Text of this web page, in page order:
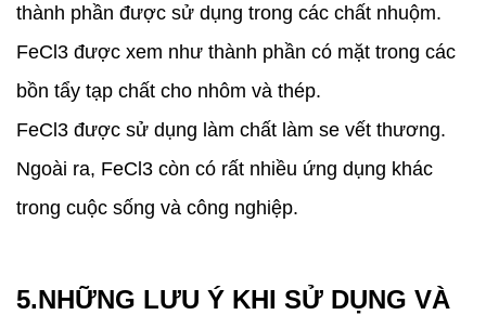
thành phần được sử dụng trong các chất nhuộm.
FeCl3 được xem như thành phần có mặt trong các
bồn tẩy tạp chất cho nhôm và thép.
FeCl3 được sử dụng làm chất làm se vết thương.
Ngoài ra, FeCl3 còn có rất nhiều ứng dụng khác
trong cuộc sống và công nghiệp.
5.NHỮNG LƯU Ý KHI SỬ DỤNG VÀ